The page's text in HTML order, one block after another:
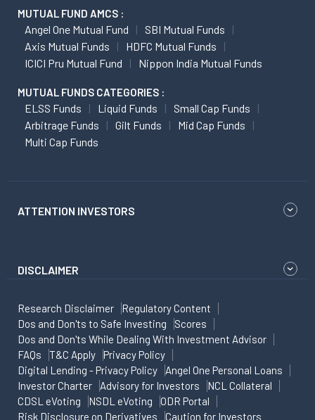
MUTUAL FUND AMCS :
Angel One Mutual Fund
SBI Mutual Funds
Axis Mutual Funds
HDFC Mutual Funds
ICICI Pru Mutual Fund
Nippon India Mutual Funds
MUTUAL FUNDS CATEGORIES :
ELSS Funds Liquid Funds
Small Cap Funds
Arbitrage Funds
Gilt Funds
Mid Cap Funds
Multi Cap Funds
ATTENTION INVESTORS
DISCLAIMER
Research Disclaimer
Regulatory Content
Dos and Don'ts to Safe Investing
Scores
Dos and Don'ts While Dealing With Investment Advisor
FAQs
T&C Apply
Privacy Policy
Digital Lending - Privacy Policy
Angel One Personal Loans
Investor Charter
Advisory for Investors
NCL Collateral
CDSL eVoting
NSDL eVoting
ODR Portal
Risk Disclosure on Derivatives
Caution for Investors